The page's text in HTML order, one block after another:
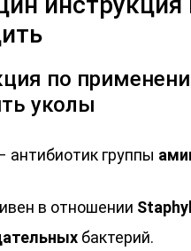
по
уколы
антибиотик группы
в отношении
бактерий.